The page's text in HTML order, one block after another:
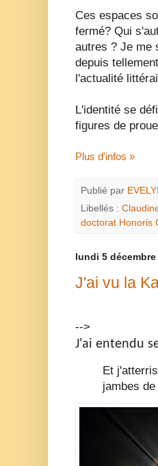
Ces espaces
fermé? Qui
autres ? Je me
depuis
l'actualité
L'identité se
figures de
Plus d'infos »
Publié par
Libellés :
doctorat Honoris
lundi 5 décembre
J'ai vu la
-->
J'ai entendu
Et
jambes